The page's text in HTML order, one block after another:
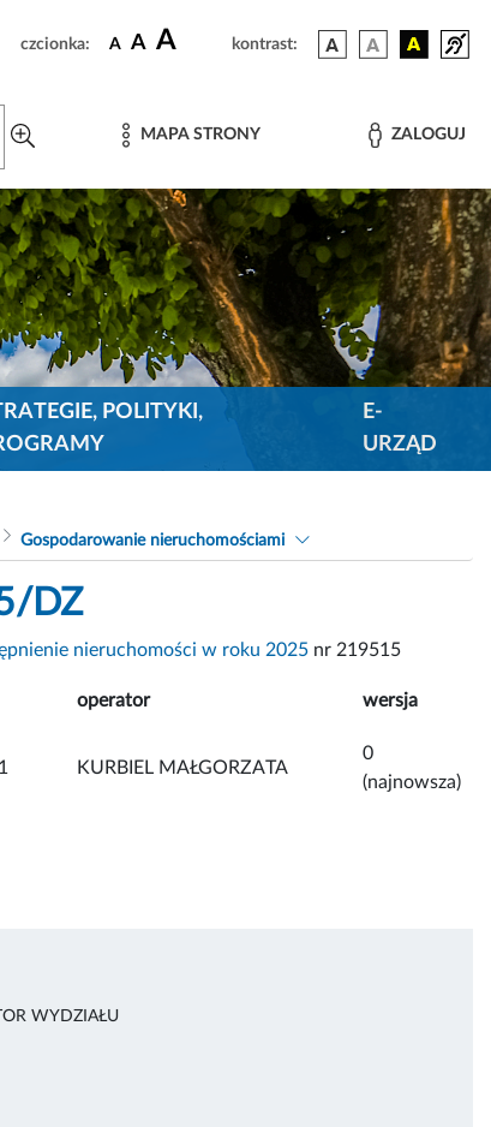
czcionka: A A A kontrast:
MAPA STRONY ZALOGUJ
POLITYKI,
E-
URZĄD
Gospodarowanie nieruchomościami
DZ
nieruchomości w roku 2025 nr 219515
operator wersja
KURBIEL MAŁGORZATA
0
(najnowsza)
WYDZIAŁU